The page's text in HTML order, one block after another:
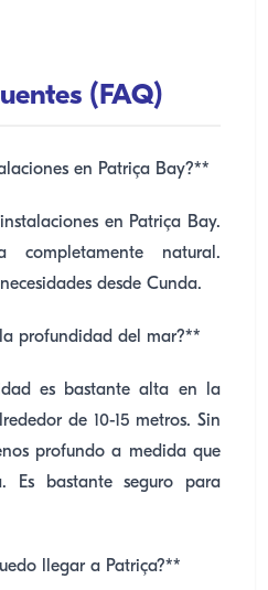
(FAQ)
en Patriça Bay?**
en Patriça Bay.
natural.
desde Cunda.
profundidad del mar?**
es bastante alta en la
de 10-15 metros. Sin
profundo a medida que
bastante seguro para
llegar a Patriça?**